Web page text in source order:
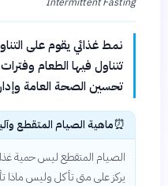
نمط غذائي يقوم على
تتناول فيها الطعام
تحسين الصحة العامة
⏰ماهية الصيام المتقطع
الصيام المتقطع ليس حمية
يركز على متى تأكل وليس ماذا